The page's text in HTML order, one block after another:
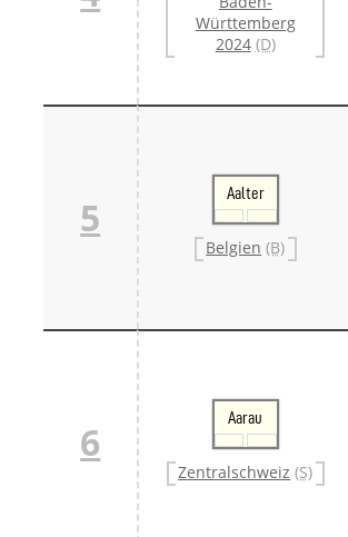
Württemberg
2024 (D)
5
Aalter
Belgien (B)
6
Aarau
Zentralschweiz (S)